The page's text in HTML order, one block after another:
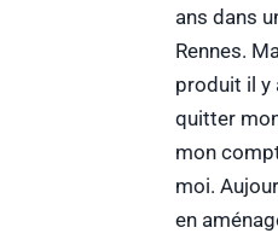
ans dans
Rennes.
produit il y
quitter
mon
moi.
en